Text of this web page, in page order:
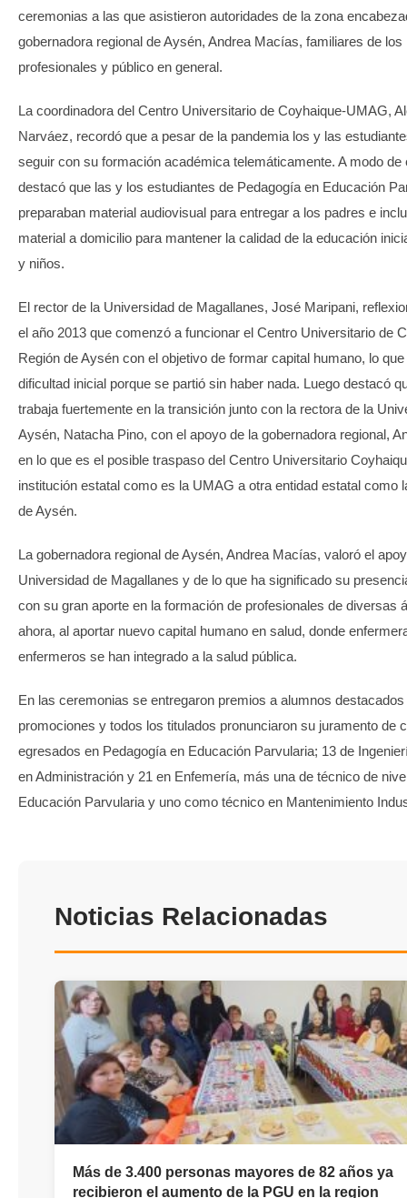
ceremonias a las que asistieron autoridades de la zona
gobernadora regional de Aysén, Andrea Macías, familiares de los
profesionales y público en general.
La coordinadora del Centro Universitario de Coyhaique-UMAG,
Narváez, recordó que a pesar de la pandemia los y las
seguir con su formación académica telemáticamente. A modo de
destacó que las y los estudiantes de Pedagogía en Educación
preparaban material audiovisual para entregar a los padres e
material a domicilio para mantener la calidad de la educación
y niños.
El rector de la Universidad de Magallanes, José Maripani,
el año 2013 que comenzó a funcionar el Centro Universitario de
Región de Aysén con el objetivo de formar capital humano, lo
dificultad inicial porque se partió sin haber nada. Luego destacó
trabaja fuertemente en la transición junto con la rectora de la
Aysén, Natacha Pino, con el apoyo de la gobernadora regional,
en lo que es el posible traspaso del Centro Universitario
institución estatal como es la UMAG a otra entidad estatal como
de Aysén.
La gobernadora regional de Aysén, Andrea Macías, valoró el
Universidad de Magallanes y de lo que ha significado su
con su gran aporte en la formación de profesionales de diversas
ahora, al aportar nuevo capital humano en salud, donde
enfermeros se han integrado a la salud pública.
En las ceremonias se entregaron premios a alumnos
promociones y todos los titulados pronunciaron su juramento de
egresados en Pedagogía en Educación Parvularia; 13 de
en Administración y 21 en Enfemería, más una de técnico de
Educación Parvularia y uno como técnico en Mantenimiento
Noticias Relacionadas
Más de 3.400 personas mayores de 82 años ya
recibieron el aumento de la PGU en la region